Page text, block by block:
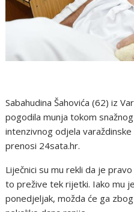
Sabahudina Šahovića (62) iz
pogodila munja tokom
intenzivnog odjela
prenosi 24sata.hr.
Liječnici su mu rekli da je
to prežive tek rijetki. Iako mu
ponedjeljak, možda će ga